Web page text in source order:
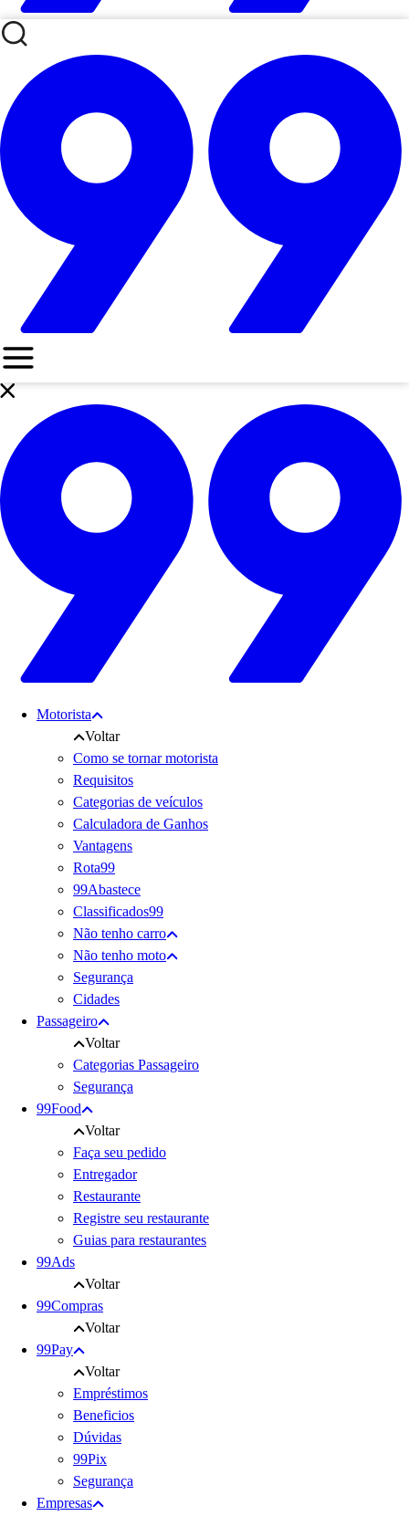
Motorista
Voltar
Como se tornar motorista
Requisitos
Categorias de veículos
Calculadora de Ganhos
Vantagens
Rota99
99Abastece
Classificados99
Não tenho carro
Não tenho moto
Segurança
Cidades
Passageiro
Voltar
Categorias Passageiro
Segurança
99Food
Voltar
Faça seu pedido
Entregador
Restaurante
Registre seu restaurante
Guias para restaurantes
99Ads
Voltar
99Compras
Voltar
99Pay
Voltar
Empréstimos
Beneficios
Dúvidas
99Pix
Segurança
Empresas